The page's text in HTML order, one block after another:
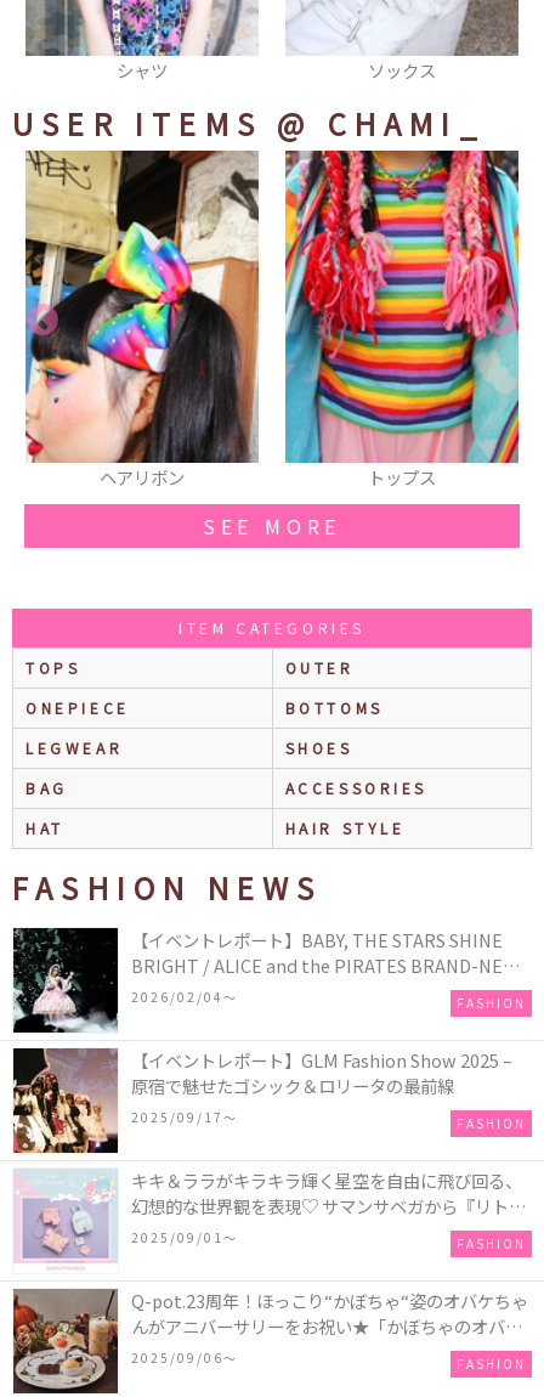
ソックス ソックス
USER ITEMS @ CHAMI_
トップス チョーカー
SEE MORE
ITEM CATEGORIES
TOPS
OUTER
ONEPIECE
BOTTOMS
LEGWEAR
SHOES
BAG
ACCESSORIES
HAT
HAIR STYLE
FASHION NEWS
【イベントレポート】BABY, THE STARS SHINE
BRIGHT / ALICE and the PIRATES BRAND-NEW
COLLECTION in TOKYO
2026/02/04〜 FASHION
【イベントレポート】GLM Fashion Show 2025 –
原宿で魅せたゴシック＆ロリータの最前線
2025/09/17〜 FASHION
キキ＆ララがキラキラ輝く星空を自由に飛び回る、
幻想的な世界観を表現♡ サマンサベガから『リトル
ツインスターズ』50周年アニバーサリーイヤー』を
2025/09/01〜 FASHION
Q-pot.23周年！ほっこり“かぼちゃ“姿のオバケちゃ
んがアニバーサリーをお祝い★「かぼちゃのオバケ
ーキアクセサリー」が新発売！Q-pot CAFE.では
「かぼちゃのオバケーキプレート」も登場
2025/09/06〜 FASHION